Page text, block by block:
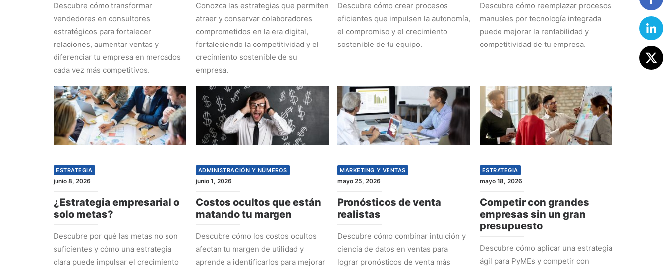
Descubre cómo transformar
vendedores en consultores
estratégicos para fortalecer
relaciones, aumentar ventas y
diferenciar tu empresa en mercados
cada vez más competitivos.
Conozca las estrategias que permiten
atraer y conservar colaboradores
comprometidos en la era digital,
fortaleciendo la competitividad y el
crecimiento sostenible de su
empresa.
Descubre cómo crear procesos
eficientes que impulsen la autonomía,
el compromiso y el crecimiento
sostenible de tu equipo.
Descubre cómo reemplazar procesos
manuales por tecnología integrada
puede mejorar la rentabilidad y
competitividad de tu empresa.
ESTRATEGIA
junio 8, 2026
¿Estrategia empresarial o
solo metas?
Descubre por qué las metas no son
suficientes y cómo una estrategia
clara puede impulsar el crecimiento
ADMINISTRACIÓN Y NÚMEROS
junio 1, 2026
Costos ocultos que están
matando tu margen
Descubre cómo los costos ocultos
afectan tu margen de utilidad y
aprende a identificarlos para mejorar
MARKETING Y VENTAS
mayo 25, 2026
Pronósticos de venta
realistas
Descubre cómo combinar intuición y
ciencia de datos en ventas para
lograr pronósticos de venta más
ESTRATEGIA
mayo 18, 2026
Competir con grandes
empresas sin un gran
presupuesto
Descubre cómo aplicar una estrategia
ágil para PyMEs y competir con